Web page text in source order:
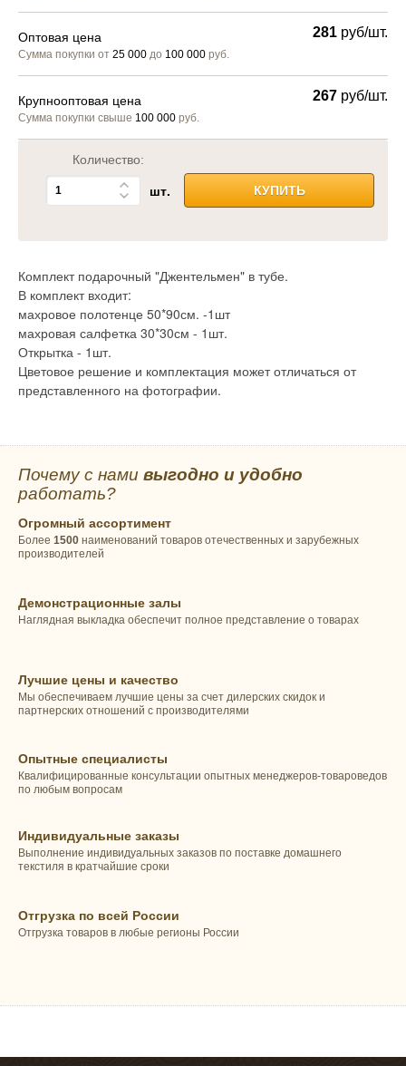
Оптовая цена
Сумма покупки от 25 000 до 100 000 руб.
281 руб/шт.
Крупнооптовая цена
Сумма покупки свыше 100 000 руб.
267 руб/шт.
Количество:
шт. КУПИТЬ
Комплект подарочный "Джентельмен" в тубе.
В комплект входит:
махровое полотенце 50*90см. -1шт
махровая салфетка 30*30см - 1шт.
Открытка - 1шт.
Цветовое решение и комплектация может отличаться от
представленного на фотографии.
Почему с нами выгодно и удобно
работать?
Огромный ассортимент
Более 1500 наименований товаров отечественных и зарубежных
производителей
Демонстрационные залы
Наглядная выкладка обеспечит полное представление о товарах
Лучшие цены и качество
Мы обеспечиваем лучшие цены за счет дилерских скидок и
партнерских отношений с производителями
Опытные специалисты
Квалифицированные консультации опытных менеджеров-товароведов
по любым вопросам
Индивидуальные заказы
Выполнение индивидуальных заказов по поставке домашнего
текстиля в кратчайшие сроки
Отгрузка по всей России
Отгрузка товаров в любые регионы России